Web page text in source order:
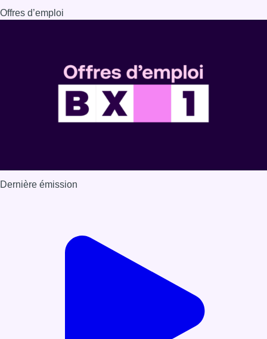
Offres d’emploi
Dernière émission